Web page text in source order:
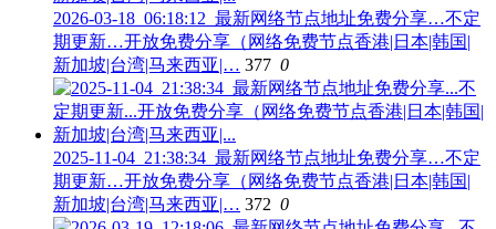
2026-03-18_06:18:12_最新网络节点地址免费分享…不定
期更新…开放免费分享（网络免费节点香港|日本|韩国|
新加坡|台湾|马来西亚|… 377 0
2025-11-04_21:38:34_最新网络节点地址免费分享…不定
期更新…开放免费分享（网络免费节点香港|日本|韩国|
新加坡|台湾|马来西亚|… 372 0